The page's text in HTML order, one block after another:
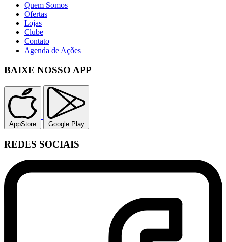
Quem Somos
Ofertas
Lojas
Clube
Contato
Agenda de Ações
BAIXE NOSSO APP
AppStore Google Play
REDES SOCIAIS